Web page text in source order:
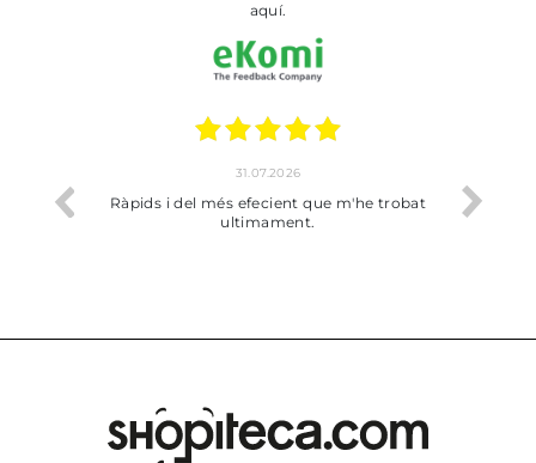
aquí.
i del més efecient que m'he trobat
Bien pero soy de
dejado recoger